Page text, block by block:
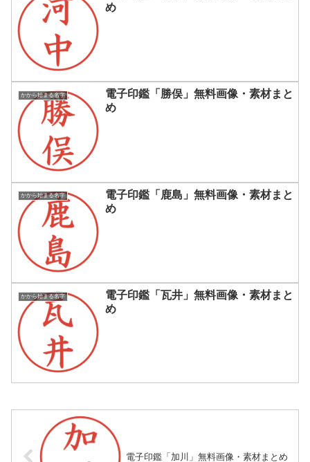
め
かから始まる名字
電子印鑑「勝俣」無料画像・素材まと
め
かから始まる名字
電子印鑑「鹿島」無料画像・素材まと
め
かから始まる名字
電子印鑑「瓦井」無料画像・素材まと
め
電子印鑑「加川」無料画像・素材まとめ